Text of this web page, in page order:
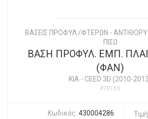
ΒΑΣΕΙΣ ΠΡΟΦΥΛ./ΦΤΕΡΩΝ -
ΠΙΣΩ
ΒΑΣΗ ΠΡΟΦΥΛ. ΕΜΠ.
(ΦΑΝ)
KIA - CEED 3D (2010-
#70165
Κωδικός: 430004286